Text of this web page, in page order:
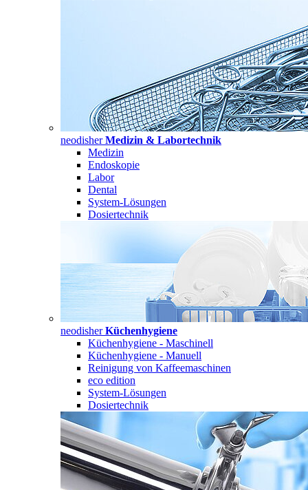
neodisherMedizin & Labortechnik
Medizin
Endoskopie
Labor
Dental
System-Lösungen
Dosiertechnik
neodisherKüchenhygiene
Küchenhygiene - Maschinell
Küchenhygiene - Manuell
Reinigung von Kaffeemaschinen
eco edition
System-Lösungen
Dosiertechnik